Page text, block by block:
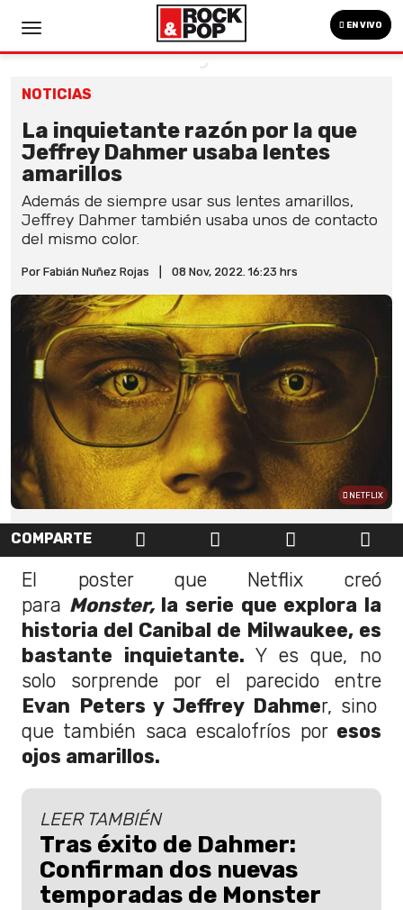
EN VIVO
NOTICIAS
La inquietante razón por la que
Jeffrey Dahmer usaba lentes
amarillos
Además de siempre usar sus lentes amarillos,
Jeffrey Dahmer también usaba unos de contacto
del mismo color.
Por Fabián Nuñez Rojas 08 Nov, 2022. 16:23 hrs
NETFLIX
COMPARTE
El poster que Netflix creó
para Monster, la serie que explora la
historia del Canibal de Milwaukee, es
bastante inquietante. Y es que, no
solo sorprende por el parecido entre
Evan Peters y Jeffrey Dahmer, sino
que también saca escalofríos por esos
ojos amarillos.
LEER TAMBIÉN
Tras éxito de Dahmer:
Confirman dos nuevas
temporadas de Monster